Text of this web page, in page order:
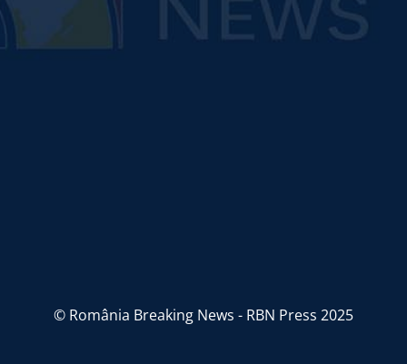
© România Breaking News - RBN Press 2025